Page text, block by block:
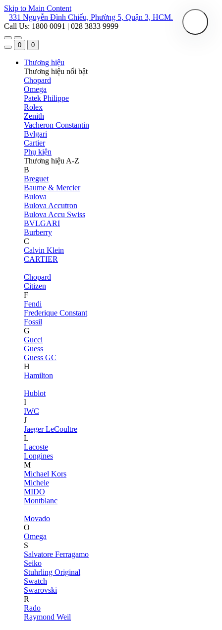
Skip to Main Content
331 Nguyễn Đình Chiểu, Phường 5, Quận 3, HCM.
Call Us: 1800 0091 | 028 3833 9999
0 0
Thương hiệu
Thương hiệu nổi bật
Chopard
Omega
Patek Philippe
Rolex
Zenith
Vacheron Constantin
Bvlgari
Cartier
Phụ kiện
Thương hiệu A-Z
B
Breguet
Baume & Mercier
Bulova
Bulova Accutron
Bulova Accu Swiss
BVLGARI
Burberry
C
Calvin Klein
CARTIER
Chopard
Citizen
F
Fendi
Frederique Constant
Fossil
G
Gucci
Guess
Guess GC
H
Hamilton
Hublot
I
IWC
J
Jaeger LeCoultre
L
Lacoste
Longines
M
Michael Kors
Michele
MIDO
Montblanc
Movado
O
Omega
S
Salvatore Ferragamo
Seiko
Stuhrling Original
Swatch
Swarovski
R
Rado
Raymond Weil